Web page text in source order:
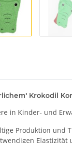
Krokodil
in Kinder- und
Produktion und
Elastizität